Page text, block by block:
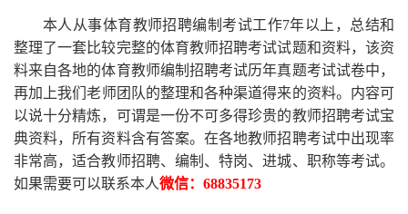
本人从事体育教师招聘编制考试工作7年以上，总结和
整理了一套比较完整的体育教师招聘考试试题和资料，该资
料来自各地的体育教师编制招聘考试历年真题考试试卷中，
再加上我们老师 团队的整理和各种渠道得来的资料。内容可
以说十分精炼，可谓是一份不可多得珍贵的教师招聘考试宝
典资料，所有资料含有答案。在各地教师招聘考试中出现率
非常高，适合教师招聘、编制、特岗、进城、职称等考试。
如果需要可以联系本人微信： 68835173